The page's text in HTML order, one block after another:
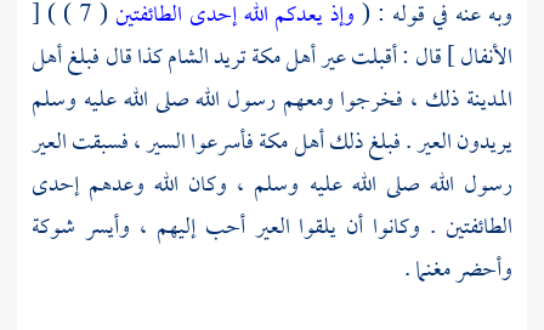
وبه عنه في قوله : (وإذ يعدكم الله إحدى الطائفتين
( 7 ) ) [
الأنفال ] قال : أقبلت عيرأهلمكةتريدالشامكذا قال فبلغأهل
المدينةذلك ، فخرجوا ومعهم رسول الله صلى الله عليه وسلم
يريدون العير . فبلغ ذلكأهلمكةفأسرعوا السير ، فسبقت العير
رسول الله صلى الله عليه وسلم ، وكان الله وعدهم إحدى
الطائفتين . وكانوا أن يلقوا العير أحب إليهم ، وأيسر شوكة
وأحضر مغنما .